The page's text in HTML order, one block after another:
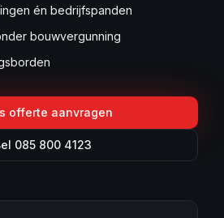
én bedrijfspanden
bouwvergunning
offerte aanvragen
085 800 4123